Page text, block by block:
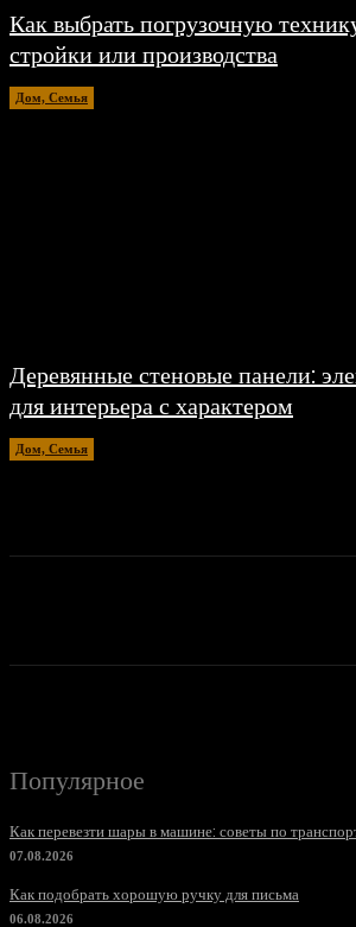
Как выбрать погрузочную
стройки или производства
Дом, Семья
Деревянные стеновые панели:
для интерьера с характером
Дом, Семья
Популярное
Как перевезти шары в машине: советы по
07.08.2026
Как подобрать хорошую ручку для письма
06.08.2026